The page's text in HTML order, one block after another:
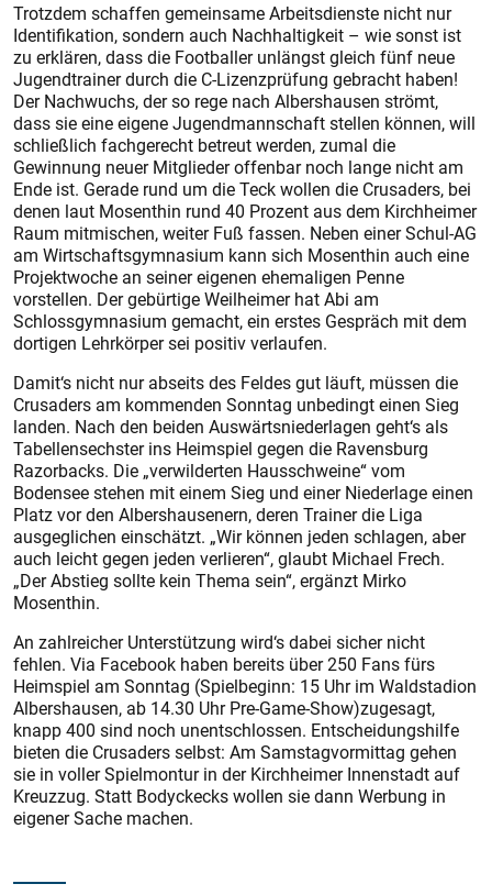
Trotzdem schaffen gemeinsame Arbeitsdienste nicht nur
Identifikation, sondern auch Nachhaltigkeit – wie sonst ist
zu erklären, dass die Footballer unlängst gleich fünf neue
Jugendtrainer durch die C-Lizenzprüfung gebracht haben!
Der Nachwuchs, der so rege nach Albershausen strömt,
dass sie eine eigene Jugendmannschaft stellen können, will
schließlich fachgerecht betreut werden, zumal die
Gewinnung neuer Mitglieder offenbar noch lange nicht am
Ende ist. Gerade rund um die Teck wollen die Crusaders, bei
denen laut Mosenthin rund 40 Prozent aus dem Kirchheimer
Raum mitmischen, weiter Fuß fassen. Neben einer Schul-AG
am Wirtschaftsgymnasium kann sich Mosenthin auch eine
Projektwoche an seiner eigenen ehemaligen Penne
vorstellen. Der gebürtige Weilheimer hat Abi am
Schlossgymnasium gemacht, ein erstes Gespräch mit dem
dortigen Lehrkörper sei positiv verlaufen.
Damit‘s nicht nur abseits des Feldes gut läuft, müssen die
Crusaders am kommenden Sonntag unbedingt einen Sieg
landen. Nach den beiden Auswärtsniederlagen geht‘s als
Tabellensechster ins Heimspiel gegen die Ravensburg
Razorbacks. Die „verwilderten Hausschweine“ vom
Bodensee stehen mit einem Sieg und einer Niederlage einen
Platz vor den Albershausenern, deren Trainer die Liga
ausgeglichen einschätzt. „Wir können jeden schlagen, aber
auch leicht gegen jeden verlieren“, glaubt Michael Frech.
„Der Abstieg sollte kein Thema sein“, ergänzt Mirko
Mosenthin.
An zahlreicher Unterstützung wird‘s dabei sicher nicht
fehlen. Via Facebook haben bereits über 250 Fans fürs
Heimspiel am Sonntag (Spielbeginn: 15 Uhr im Waldstadion
Albershausen, ab 14.30 Uhr Pre-Game-Show)zugesagt,
knapp 400 sind noch unentschlossen. Entscheidungshilfe
bieten die Crusaders selbst: Am Samstagvormittag gehen
sie in voller Spielmontur in der Kirchheimer Innenstadt auf
Kreuzzug. Statt Bodyckecks wollen sie dann Werbung in
eigener Sache machen.